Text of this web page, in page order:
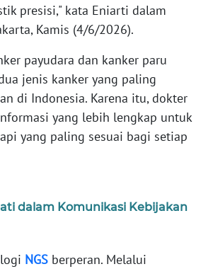
presisi," kata Eniarti dalam
Kamis (4/6/2026).
payudara dan kanker paru
jenis kanker yang paling
di Indonesia. Karena itu, dokter
yang lebih lengkap untuk
yang paling sesuai bagi setiap
dalam Komunikasi Kebijakan
NGS berperan. Melalui